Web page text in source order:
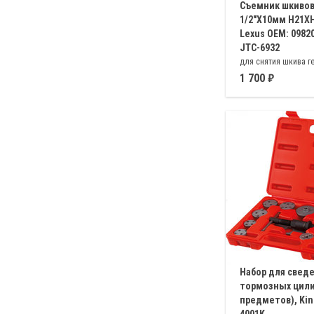
Съемник
1/2"X10мм
Lexus OEM:
JTC-6932
для снятия шкива
LEXUS
1 700
Набор для
тормозных
предметов),